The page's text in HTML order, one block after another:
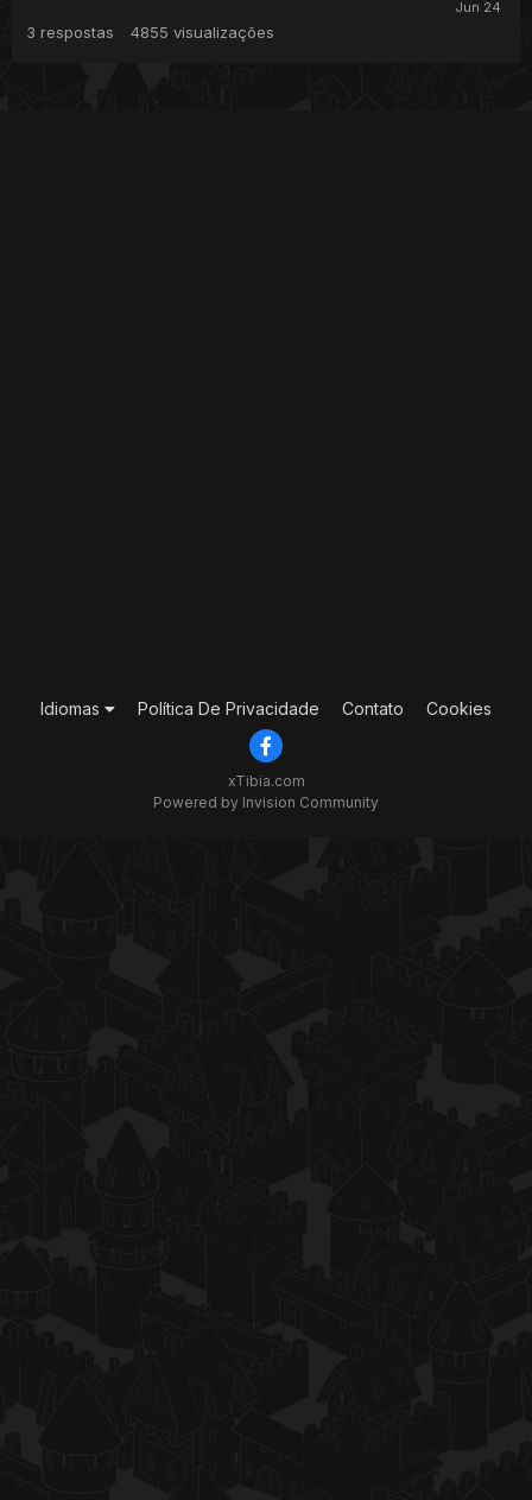
3 respostas 4855 visualizações
Idiomas Política De Privacidade Contato Cookies
xTibia.com
Powered by Invision Community